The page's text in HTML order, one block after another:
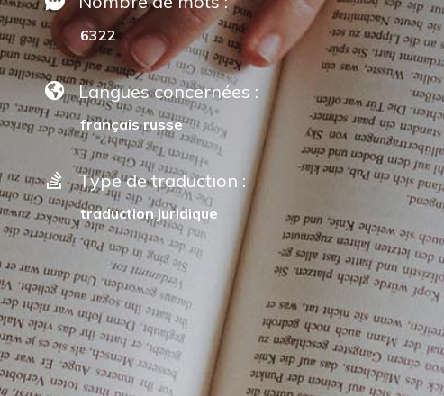
6322
Langues concernées :
français russe
Type de traduction :
traduction juridique